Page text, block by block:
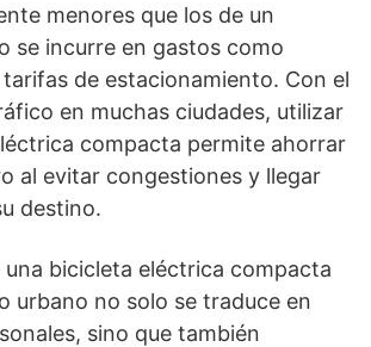
menores que los de un
se incurre en gastos como
de estacionamiento. Con el
en muchas ciudades, utilizar
compacta permite ahorrar
al evitar congestiones y llegar
destino.
una bicicleta eléctrica compacta
urbano no solo se traduce en
sino que también